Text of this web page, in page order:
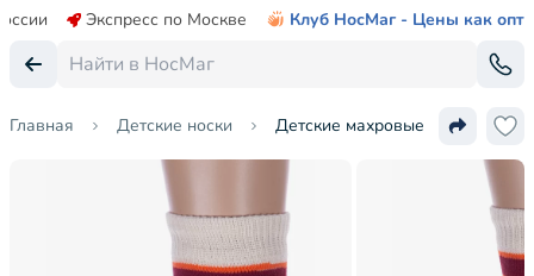
Экспресс по Москве Клуб НосМаг - Цены как опт
Главная Детские носки Детские махровые носки